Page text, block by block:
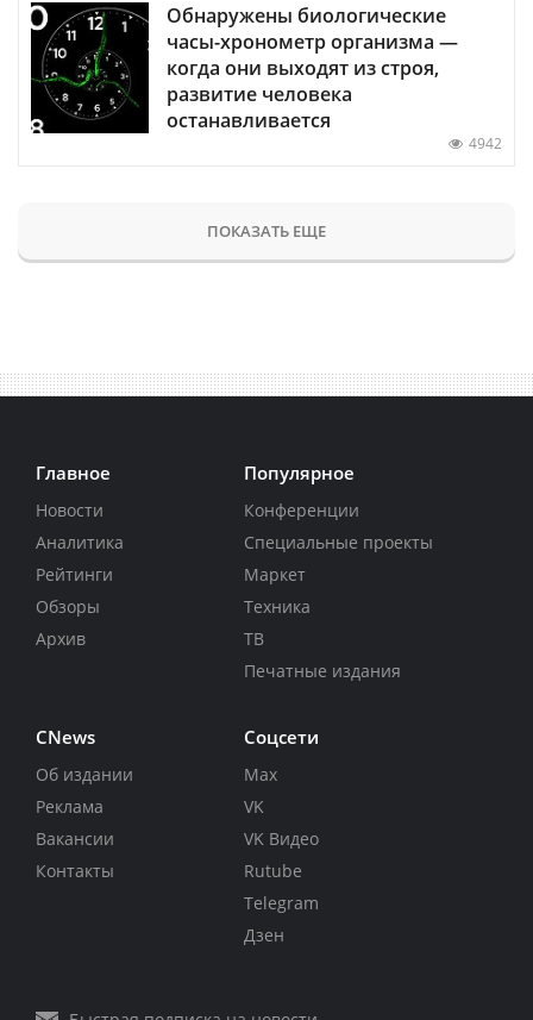
Обнаружены биологические
часы-хронометр организма —
когда они выходят из строя,
развитие человека
останавливается
4942
ПОКАЗАТЬ ЕЩЕ
Главное
Новости
Аналитика
Рейтинги
Обзоры
Архив
Популярное
Конференции
Специальные проекты
Маркет
Техника
ТВ
Печатные издания
CNews
Об издании
Реклама
Вакансии
Контакты
Соцсети
Max
VK
VK Видео
Rutube
Telegram
Дзен